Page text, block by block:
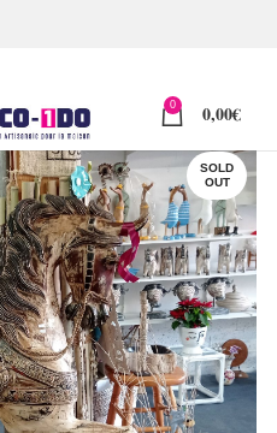
0 0,00€
SOLD
OUT